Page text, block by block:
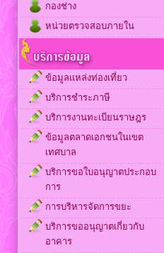
กองช่าง
หน่วยตรวจสอบภายใน
ข้อมูลแหล่งท่องเที่ยว
บริการชำระภาษี
บริการงานทะเบียนราษฎร
ข้อมูลตลาดเอกชนในเขต
เทศบาล
บริการขอใบอนุญาตประกอบ
การ
การบริหารจัดการขยะ
บริการขออนุญาตเกี่ยวกับ
อาคาร